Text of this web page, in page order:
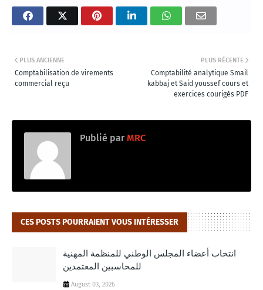
PLUS RÉCENTE
Comptabilité analytique Smail
kabbaj et Said youssef cours et
exercices courigés PDF
PLUS ANCIENNE
Comptabilisation de virements
commercial reçu
Publié par MRC
CES POSTS POURRAIENT VOUS INTÉRESSER
انتخاب أعضاء المجلس الوطني للمنظمة المهنية
للمحاسبين المعتمدين
August 03, 2026